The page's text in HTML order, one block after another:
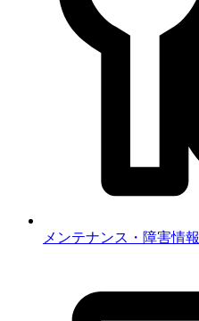
メンテナンス・障害情報